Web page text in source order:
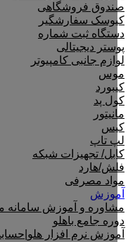
صندوق فروشگاهی
کیوسک سفارشگیر
دستگاه ثبت شماره
پوستر دیجیتالی
لوازم جانبی کامپیوتر
موس
کیبورد
کول پد
مانیتور
کیس
لپ تاپ
کابل/ تجهیزات شبکه
فلش/هارد
مواد مصرفی
آموزش
مشاوره و آموزش سامانه
دوره جامع باهلو
آموزش نرم افزار